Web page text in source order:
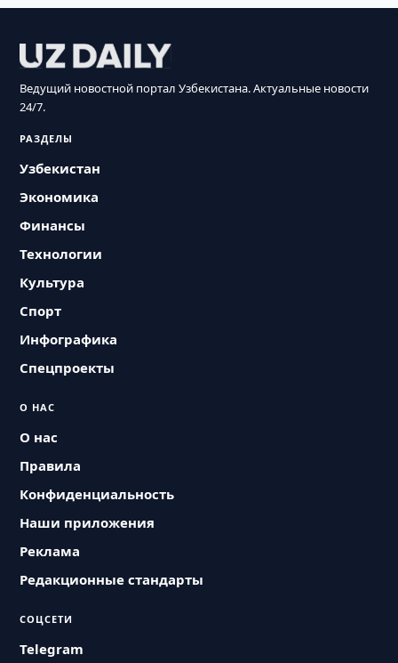
Ведущий новостной портал Узбекистана. Актуальные новости
24/7.
РАЗДЕЛЫ
Узбекистан
Экономика
Финансы
Технологии
Культура
Спорт
Инфографика
Спецпроекты
О НАС
О нас
Правила
Конфиденциальность
Наши приложения
Реклама
Редакционные стандарты
СОЦСЕТИ
Telegram